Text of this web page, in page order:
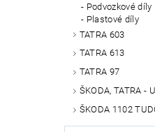
Podvozkové díly
Plastové díly
TATRA 603
TATRA 613
TATRA 97
ŠKODA, TATRA -
ŠKODA 1102